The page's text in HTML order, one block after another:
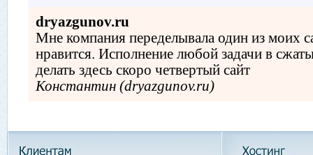
dryazgunov.ru
Мне компания переделывала один из моих
нравится. Исполнение любой задачи в
делать здесь скоро четвертый сайт
Константин (dryazgunov.ru)